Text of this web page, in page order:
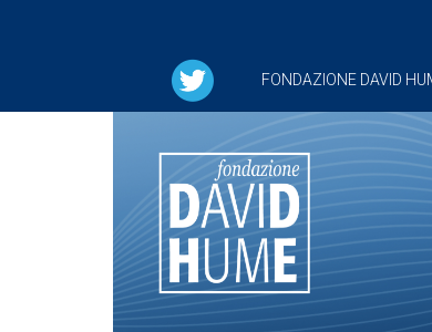
FONDAZIONE DAVID